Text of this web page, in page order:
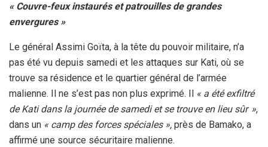
« Couvre-feux instaurés et patrouilles de grandes
envergures »
Le général Assimi Goïta, à la tête du pouvoir militaire, n’a
pas été vu depuis samedi et les attaques sur Kati, où se
trouve sa résidence et le quartier général de l’armée
malienne. Il ne s’est pas non plus exprimé. Il « a été exfiltré
de Kati dans la journée de samedi et se trouve en lieu sûr »,
dans un « camp des forces spéciales », près de Bamako, a
affirmé une source sécuritaire malienne.